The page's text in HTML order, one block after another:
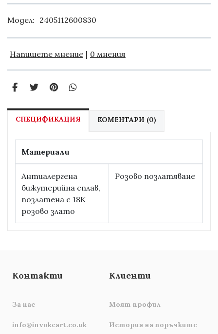
Модел: 2405112600830
Напишете мнение | 0 мнения
СПЕЦИФИКАЦИЯ КОМЕНТАРИ (0)
Материали
Антиалергена
бижутерийна сплав,
позлатена с 18К
розово злато
Розово позлатяване
Контакти
За нас
info@invokeart.co.uk
Клиенти
Моят профил
История на поръчките